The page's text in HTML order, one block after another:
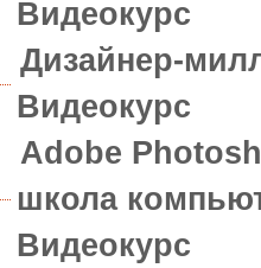
Видеокурс
Дизайнер-
Видеокурс
Adobe
школа
Видеокурс